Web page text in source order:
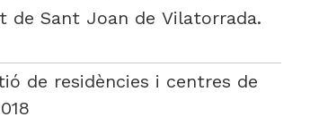
de Sant Joan de Vilatorrada.
de residències i centres de